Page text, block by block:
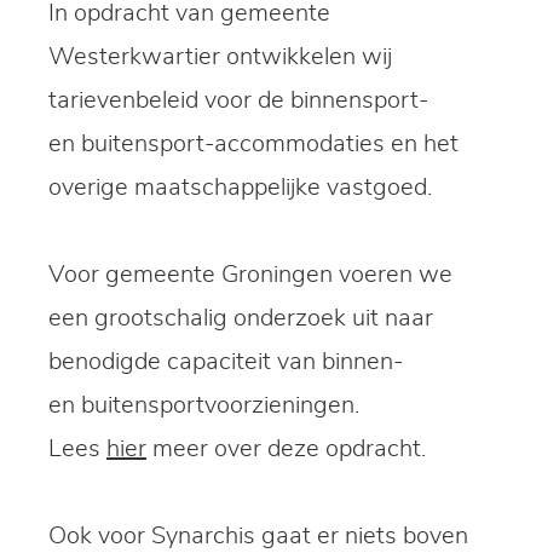
In opdracht van gemeente
Westerkwartier ontwikkelen wij
tarievenbeleid voor de binnensport-
en buitensport-accommodaties en het
overige maatschappelijke vastgoed.
Voor gemeente Groningen voeren we
een grootschalig onderzoek uit naar
benodigde capaciteit van binnen-
en buitensportvoorzieningen.
Lees hier meer over deze opdracht.
Ook voor Synarchis gaat er niets boven